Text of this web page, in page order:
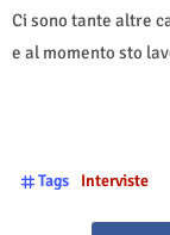
Ci sono tante altre
e al momento sto
Tags Interviste